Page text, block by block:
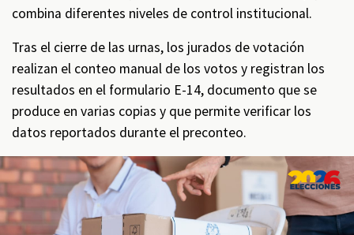
combina diferentes niveles de control institucional.
Tras el cierre de las urnas, los jurados de votación
realizan el conteo manual de los votos y registran los
resultados en el formulario E-14, documento que se
produce en varias copias y que permite verificar los
datos reportados durante el preconteo.